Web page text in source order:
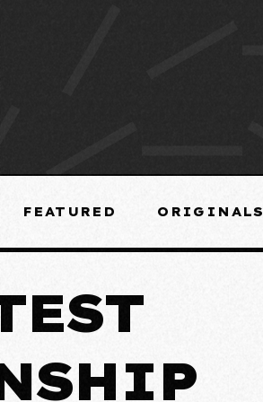
FEATURED ORIGINALS